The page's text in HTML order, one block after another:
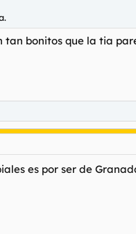
tan bonitos que la tia
es por ser de